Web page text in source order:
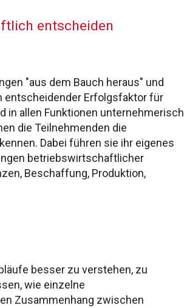
entscheiden
"aus dem Bauch heraus" und
entscheidender Erfolgsfaktor für
in allen Funktionen unternehmerisch
die Teilnehmenden die
Dabei führen sie ihr eigenes
betriebswirtschaftlicher
Beschaffung, Produktion,
besser zu verstehen, zu
wie einzelne
Zusammenhang zwischen